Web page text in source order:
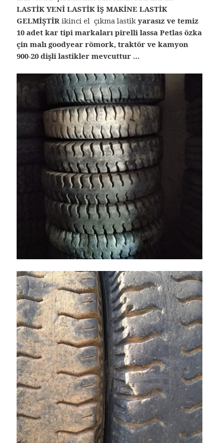
LASTİK YENİ LASTİK İŞ MAKİNE LASTİK
GELMİŞTİRikinci el çıkma lastikyarasız ve temiz
10 adet kar tipi markaları pirelli lassa Petlas özka
çin malı goodyear römork, traktör ve kamyon
900-20 dişli lastikler mevcuttur …